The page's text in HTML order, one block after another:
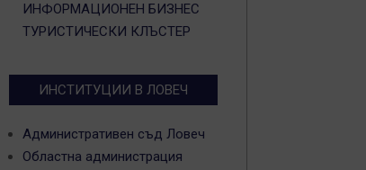
ИНФОРМАЦИОНЕН БИЗНЕС
ТУРИСТИЧЕСКИ КЛЪСТЕР
ИНСТИТУЦИИ В ЛОВЕЧ
Административен съд Ловеч
Областна администрация